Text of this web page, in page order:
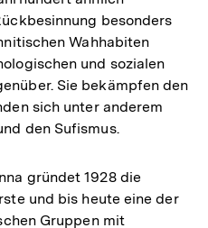
besonders
Wahhabiten
und sozialen
Sie bekämpfen den
sich unter anderem
den Sufismus.
gründet 1928 die
und bis heute eine der
Gruppen mit